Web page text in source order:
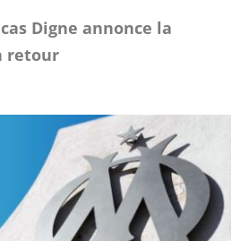
Digne annonce la
retour